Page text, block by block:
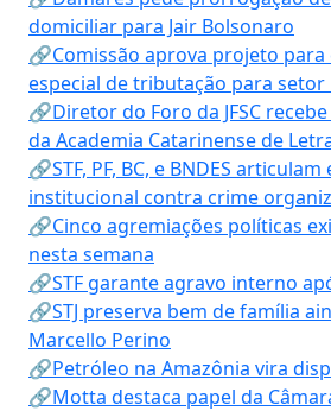
domiciliar para Jair Bolsonaro
🔗Comissão aprova projeto
especial de tributação para
🔗Diretor do Foro da JFSC
da Academia Catarinense de
🔗STF, PF, BC, e BNDES
institucional contra crime
🔗Cinco agremiações políticas
nesta semana
🔗STF garante agravo interno
🔗STJ preserva bem de família
Marcello Perino
🔗Petróleo na Amazônia vira
🔗Motta destaca papel da